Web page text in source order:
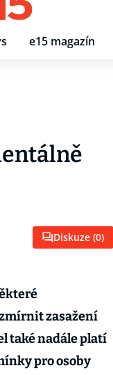
e15 magazín
Diskuze (0)
zasažení
také nadále platí
pro osoby